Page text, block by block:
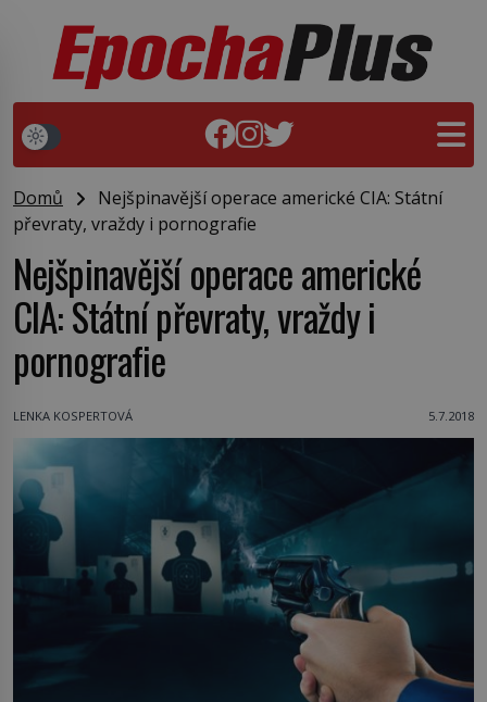
Domů
Nejšpinavější operace americké CIA: Státní
převraty, vraždy i pornografie
Nejšpinavější operace americké
CIA: Státní převraty, vraždy i
pornografie
LENKA KOSPERTOVÁ 5.7.2018